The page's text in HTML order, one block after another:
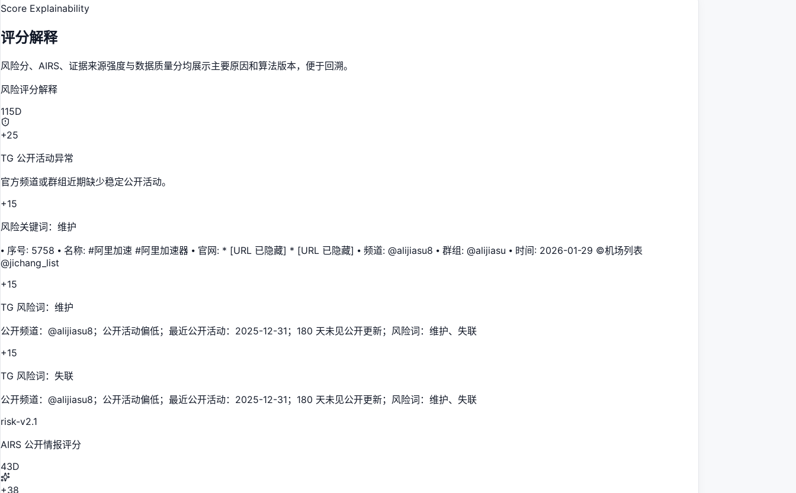
Score Explainability
评分解释
风险分、AIRS、证据来源强度与数据质量分均展示主要原因和算法版本，便于回溯。
风险评分解释
115D
+25
TG 公开活动异常
官方频道或群组近期缺少稳定公开活动。
+15
风险关键词：维护
⦁ 序号: 5758 ⦁ 名称: #阿里加速 #阿里加速器 ⦁ 官网: * [URL 已隐藏] * [URL 已隐藏] ⦁ 频道: @alijiasu8 ⦁ 群组: @alijiasu ⦁ 时间: 2026-01-29 ©机场列表
@jichang_list
+15
TG 风险词：维护
公开频道：@alijiasu8；公开活动偏低；最近公开活动：2025-12-31；180 天未见公开更新；风险词：维护、失联
+15
TG 风险词：失联
公开频道：@alijiasu8；公开活动偏低；最近公开活动：2025-12-31；180 天未见公开更新；风险词：维护、失联
risk-v2.1
AIRS 公开情报评分
43D
+38